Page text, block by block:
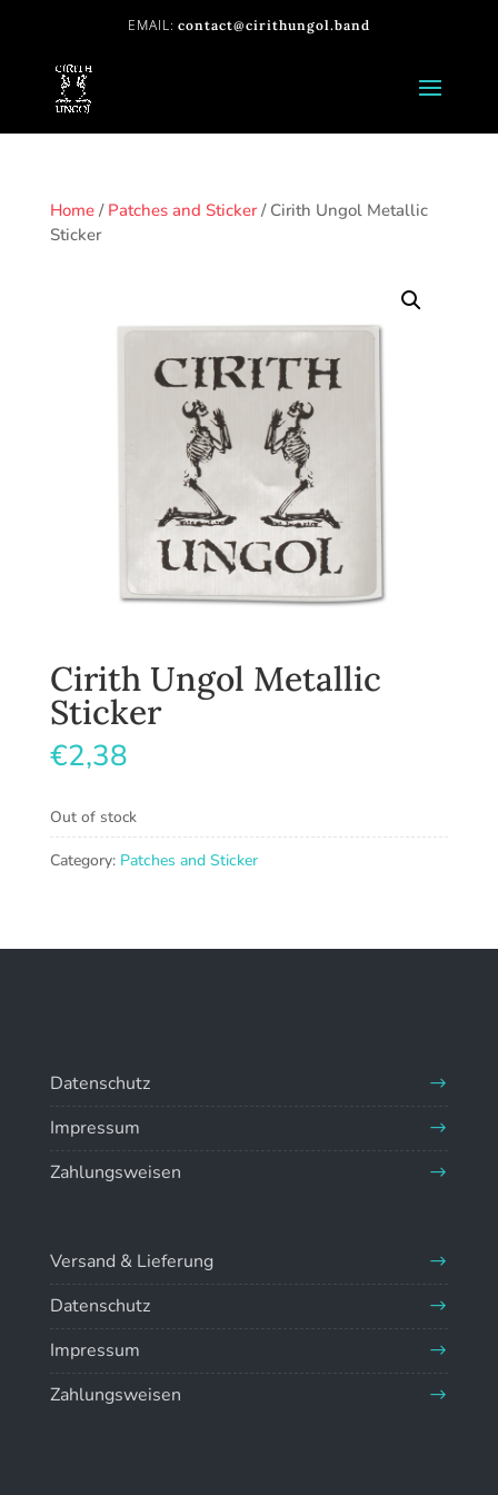
contact@cirithungol.band
Home/ Patches and Sticker/ Cirith Ungol Metallic
Sticker
Cirith Ungol Metallic
Sticker
€2,38
Out of stock
Category: Patches and Sticker
Datenschutz
Impressum
Zahlungsweisen
Versand & Lieferung
Datenschutz
Impressum
Zahlungsweisen